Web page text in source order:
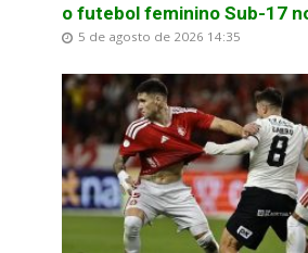
o futebol feminino Sub-17
5 de agosto de 2026 14:35